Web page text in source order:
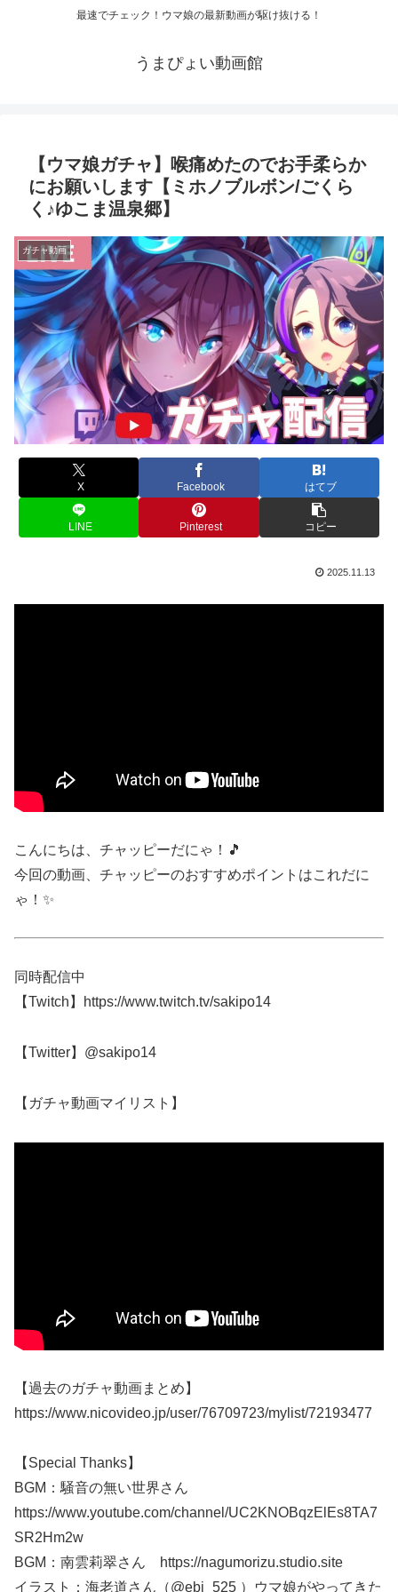
最速でチェック！ウマ娘の最新動画が駆け抜ける！
うまぴょい動画館
【ウマ娘ガチャ】喉痛めたのでお手柔らか
にお願いします【ミホノブルボン/ごくら
く♪ゆこま温泉郷】
ガチャ動画
X Facebook はてブ
LINE Pinterest コピー
2025.11.13
こんにちは、チャッピーだにゃ！🎵
今回の動画、チャッピーのおすすめポイントはこれだに
ゃ！✨
同時配信中
【Twitch】https://www.twitch.tv/sakipo14
【Twitter】@sakipo14
【ガチャ動画マイリスト】
【過去のガチャ動画まとめ】
https://www.nicovideo.jp/user/76709723/mylist/72193477
【Special Thanks】
BGM：騒音の無い世界さん
https://www.youtube.com/channel/UC2KNOBqzElEs8TA7
SR2Hm2w
BGM：南雲莉翠さん https://nagumorizu.studio.site
イラスト：海老道さん（@ebi_525 ）ウマ娘がやってきた